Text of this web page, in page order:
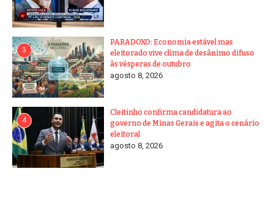
3
PARADOXO: Economia estável mas
eleitorado vive clima de desânimo difuso
às vésperas de outubro
agosto 8, 2026
4
Cleitinho confirma candidatura ao
governo de Minas Gerais e agita o cenário
eleitoral
agosto 8, 2026